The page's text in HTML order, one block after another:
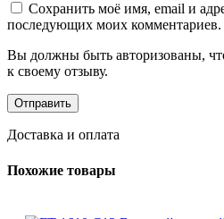
Сохранить моё имя, email и
последующих моих комментариев.
Вы должны быть авторизованы,
к своему отзыву.
Доставка и оплата
Похожие товары